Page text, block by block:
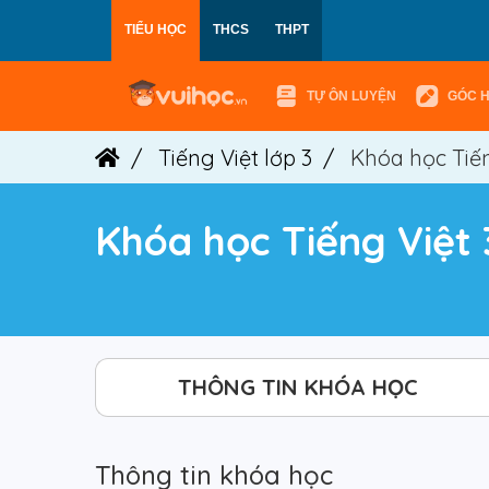
TIỂU HỌC THCS THPT
TỰ ÔN LUYỆN GÓC
Tiếng Việt lớp 3 Khóa học
Khóa học Tiếng Việt
THÔNG TIN KHÓA HỌC
Thông tin khóa học